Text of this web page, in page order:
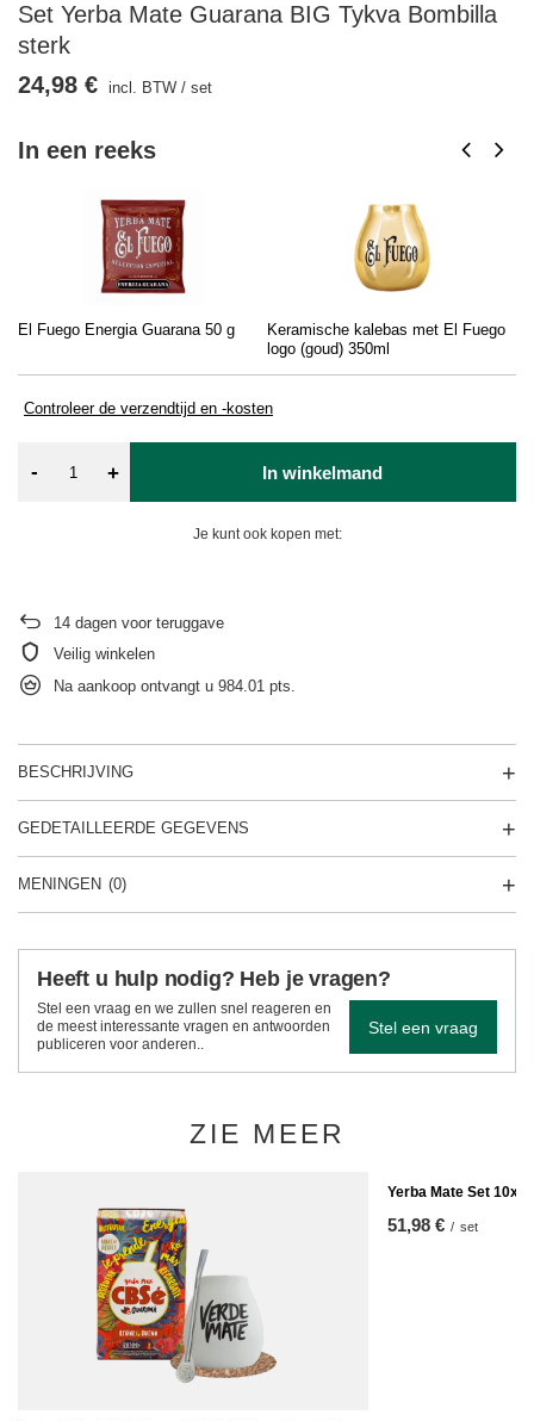
Set Yerba Mate Guarana BIG Tykva Bombilla
sterk
In een reeks
El Fuego Energia Guarana 50 g
Keramische kalebas met El Fuego
logo (goud) 350ml
Controleer de verzendtijd en -kosten
24,98 € incl. BTW / set
- + In winkelmand
Je kunt ook kopen met:
14 dagen voor teruggave
Veilig winkelen
Na aankoop ontvangt u 984.01 pts.
BESCHRIJVING
GEDETAILLEERDE GEGEVENS
MENINGEN (0)
Heeft u hulp nodig? Heb je vragen?
Stel een vraag en we zullen snel reageren en
de meest interessante vragen en antwoorden
publiceren voor anderen..
Stel een vraag
ZIE MEER
Yerba Mate Set
51,98 € / set